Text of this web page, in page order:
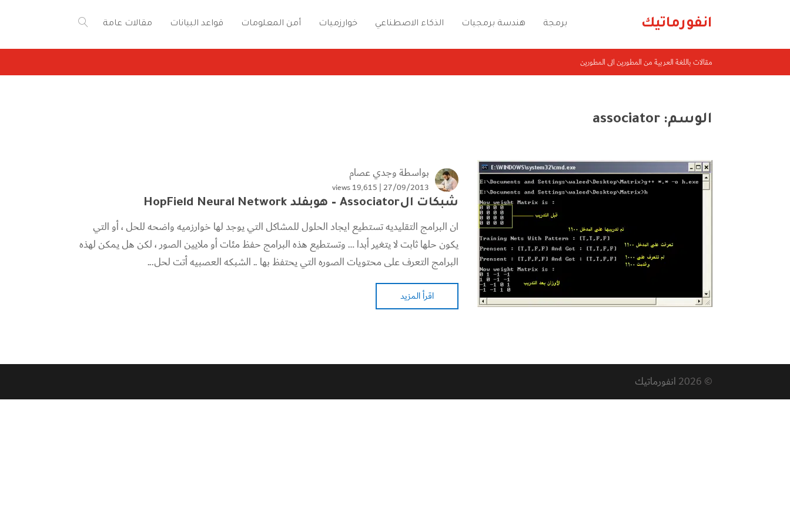
انفورماتيك برمجة هندسة برمجيات الذكاء الاصطناعي خوارزميات أمن المعلومات قواعد البيانات مقالات عامة
مقالات باللغة العربية من المطورين الى المطورين
الوسم: associator
بواسطةوجدي عصام
27/09/2013 | 19٬615 views
شبكات الAssociator – هوبفلد HopField Neural Network
ان البرامج التقليديه تستطيع ايجاد الحلول للمشاكل التي يوجد لها خوارزميه واضحه للحل ، أو التي
يكون حلها ثابت لا يتغير أبدا … وتستطيع هذه البرامج حفظ مئات أو ملايين الصور ، لكن هل يمكن لهذه
البرامج التعرف على محتويات الصوره التي يحتفظ بها .. الشبكه العصبيه أتت لحل...
اقرأ المزيد
© 2026 انفورماتيك